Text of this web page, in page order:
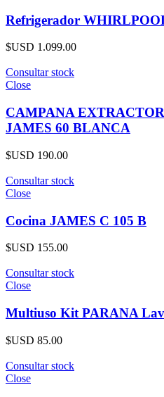
Refrigerador
$USD 1.099.00
Consultar stock
Close
CAMPANA
JAMES 60 BLANCA
$USD 190.00
Consultar stock
Close
Cocina JAMES C 105 B
$USD 155.00
Consultar stock
Close
Multiuso Kit PARANA
$USD 85.00
Consultar stock
Close